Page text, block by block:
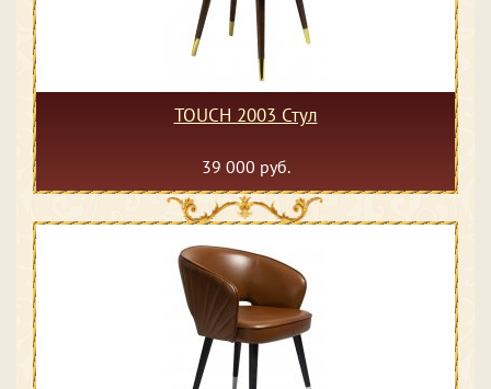
TOUCH 2003 Стул
39 000 руб.